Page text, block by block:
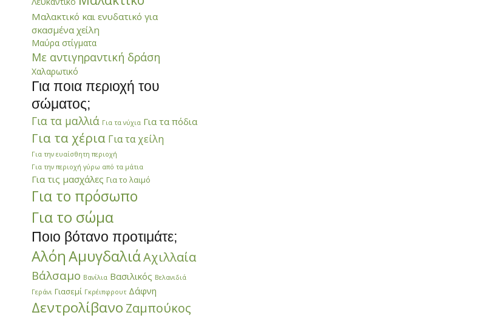
Μαλακτικό και ενυδατικό για
σκασμένα χείλη
Μαύρα στίγματα
Με αντιγηραντική δράση
Χαλαρωτικό
Για ποια περιοχή του
σώματος;
Για τα μαλλιά Για τα νύχια Για τα πόδια
Για τα χέρια Για τα χείλη
Για την ευαίσθητη περιοχή
Για την περιοχή γύρω από τα μάτια
Για τις μασχάλες Για το λαιμό
Για το πρόσωπο
Για το σώμα
Ποιο βότανο προτιμάτε;
ΑλόηΑμυγδαλιάΑχιλλαία
Βάλσαμο Βανίλια Βασιλικός Βελανιδιά
Γεράνι Γιασεμί Γκρέιπφρουτ Δάφνη
Δεντρολίβανο Ζαμπούκος